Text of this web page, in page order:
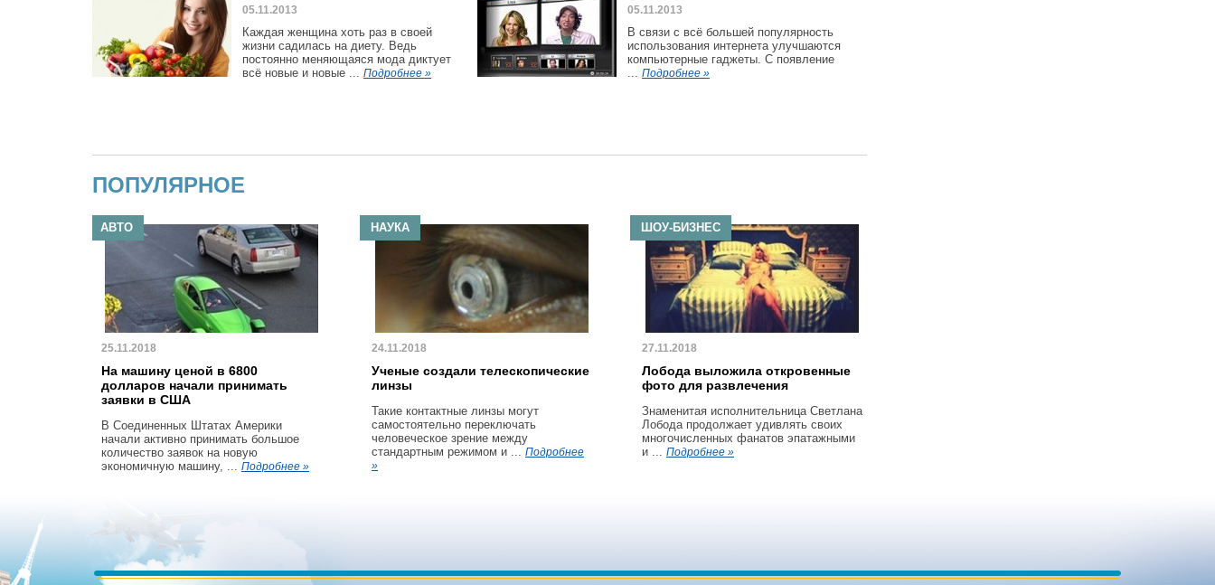
05.11.2013
Каждая женщина хоть раз в своей
жизни садилась на диету. Ведь
постоянно меняющаяся мода диктует
всё новые и новые ... Подробнее »
05.11.2013
В связи с всё большей популярность
использования интернета улучшаются
компьютерные гаджеты. С появление
... Подробнее »
ПОПУЛЯРНОЕ
АВТО
25.11.2018
На машину ценой в 6800
долларов начали принимать
заявки в США
В Соединенных Штатах Америки
начали активно принимать большое
количество заявок на новую
экономичную машину, ... Подробнее »
НАУКА
24.11.2018
Ученые создали телескопические
линзы
Такие контактные линзы могут
самостоятельно переключать
человеческое зрение между
стандартным режимом и ... Подробнее
»
ШОУ-БИЗНЕС
27.11.2018
Лобода выложила откровенные
фото для развлечения
Знаменитая исполнительница Светлана
Лобода продолжает удивлять своих
многочисленных фанатов эпатажными
и ... Подробнее »